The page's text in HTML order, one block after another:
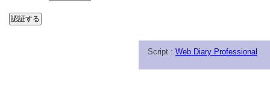
Script : Web Diary Professional